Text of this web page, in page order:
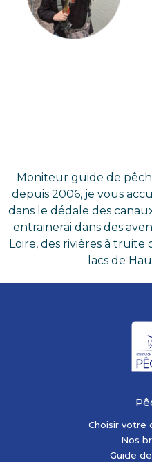
Moniteur guide de
depuis 2006, je vous
dans le dédale des
entrainerai dans des
Loire, des rivières à
lacs de
Choisir votre
Nos
Guide